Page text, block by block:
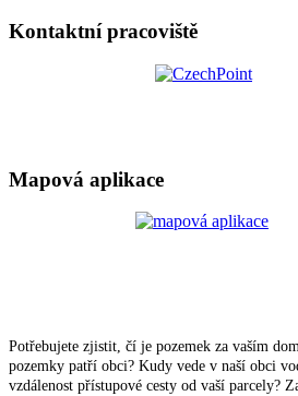
Kontaktní pracoviště
Mapová aplikace
Potřebujete zjistit, čí je pozemek za vaším
pozemky patří obci? Kudy vede v naší obci
vzdálenost přístupové cesty od vaší parcely?